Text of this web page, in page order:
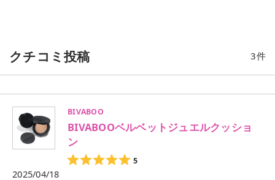
クチコミ投稿 3件
BIVABOO
BIVABOOベルベットジュエルクッショ
ン
5
2025/04/18